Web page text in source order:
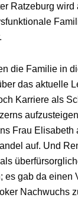
Ratzeburg
die Familie in
das aktuelle
Karriere als
Frau
auf. Und
gab da einen
Nachwuchs